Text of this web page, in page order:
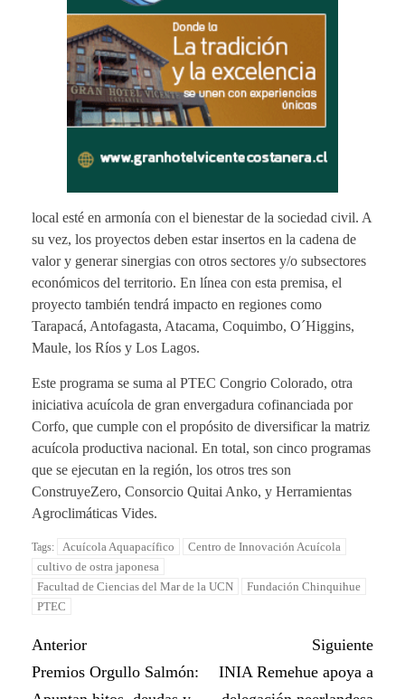
local esté en armonía con el bienestar de la sociedad civil. A
su vez, los proyectos deben estar insertos en la cadena de
valor y generar sinergias con otros sectores y/o subsectores
económicos del territorio. En línea con esta premisa, el
proyecto también tendrá impacto en regiones como
Tarapacá, Antofagasta, Atacama, Coquimbo, O´Higgins,
Maule, los Ríos y Los Lagos.
Este programa se suma al PTEC Congrio Colorado, otra
iniciativa acuícola de gran envergadura cofinanciada por
Corfo, que cumple con el propósito de diversificar la matriz
acuícola productiva nacional. En total, son cinco programas
que se ejecutan en la región, los otros tres son
ConstruyeZero, Consorcio Quitai Anko, y Herramientas
Agroclimáticas Vides.
Tags: Acuícola Aquapacífico
Centro de Innovación Acuícola
cultivo de ostra japonesa
Facultad de Ciencias del Mar de la UCN
Fundación Chinquihue
PTEC
Anterior
Premios Orgullo Salmón:
Siguiente
INIA Remehue apoya a